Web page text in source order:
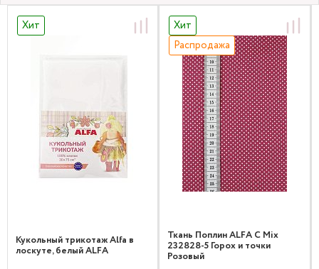
Хит
Кукольный трикотаж Alfa в
лоскуте, белый ALFA
Хит
Распродажа
Ткань Поплин ALFA C Mix
232828-5 Горох и точки
Розовый